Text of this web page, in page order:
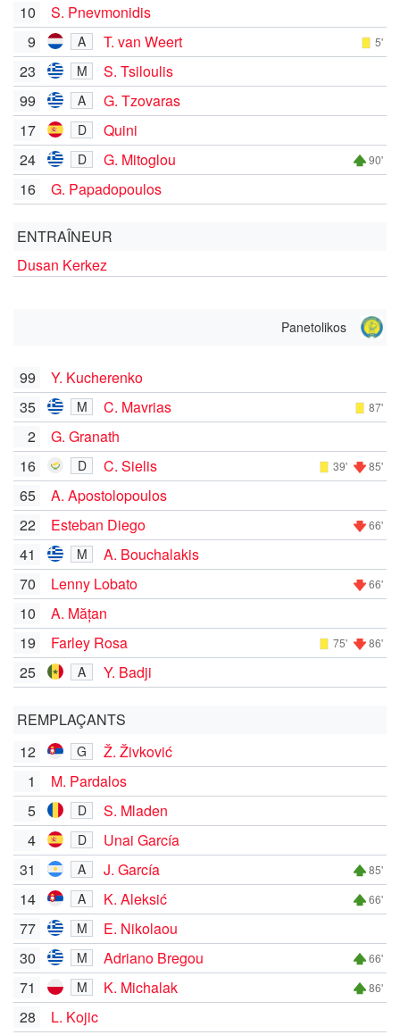
10
S. Pnevmonidis
9
A T. van Weert 5'
23 M
S. Tsiloulis
99
A
G. Tzovaras
17
D
Quini
24
D G. Mitoglou 90'
16 G. Papadopoulos
ENTRAÎNEUR
Dusan Kerkez
Panetolikos
99
Y. Kucherenko
35
M C. Mavrias 87'
2
G. Granath
16
D C. Sielis 39' 85'
65
A. Apostolopoulos
22
Esteban Diego 66'
41 M
A. Bouchalakis
70
Lenny Lobato 66'
10
A. Mățan
19
Farley Rosa 75' 86'
25 A Y. Badji
REMPLAÇANTS
12
G
Ž. Živković
1
M. Pardalos
5
D
S. Mladen
4
D
Unai García
31
A J. García 85'
14 A K. Aleksić 66'
77 M
E. Nikolaou
30
M Adriano Bregou 66'
71 M K. Michalak 86'
28 L. Kojic